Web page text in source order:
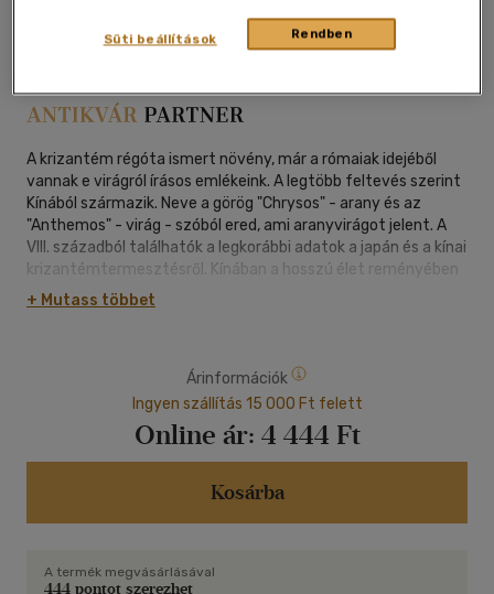
A krizantém régóta ismert növény, már a rómaiak idejéből
vannak e virágról írásos emlékeink. A legtöbb feltevés szerint
Kínából származik. Neve a görög "Chrysos" - arany és az
"Anthemos" - virág - szóból ered, ami aranyvirágot jelent. A
VIII. századból találhatók a legkorábbi adatok a japán és a kínai
krizantémtermesztésről. Kínában a hosszú élet reményében
minden házban neveltek krizantémot; a japánok ételként
fogyasztották. TARTALOM: Egész évben krizantém! 5
dioxid-trágyázás 30 A növekedés szabályozása 31 A talaj 32
A talaj kémhatása 35 A talaj sótartalma 36 A tápanyagok
felvehetőségét befolyásoló tényezők 39 Talajkeverékek és
alapanyagaik 41 Tápanyagellátás 42 A növény igényei a főbb
tápanyagokból 42 Tápelemek hatása a növény
anyagcseréjében 44 A tápanyagellátás anyagai 51
65 Anyanövények termesztése 75 A krizantém korszerű
+ Mutass többet
Árinformációk
Ingyen szállítás 15 000 Ft felett
Online ár: 4 444 Ft
Kosárba
A termék megvásárlásával
444 pontot szerezhet
Rendben
Süti beállítások